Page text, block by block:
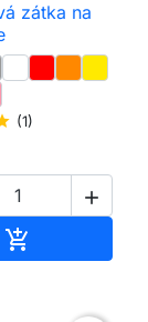
zátka na
(1)

